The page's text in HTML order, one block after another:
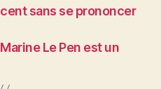
sans se prononcer
Le Pen est un